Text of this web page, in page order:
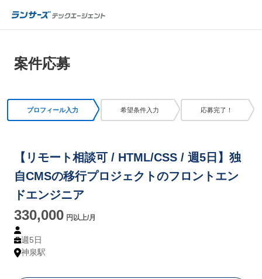
案件応募
プロフィール入力 希望条件入力 応募完了！
【リモート相談可 / HTML/CSS / 週5日】独
自CMSの移行プロジェクトのフロントエン
ドエンジニア
330,000 円以上/月
週5日
神泉駅
ログインして応募する
メールアドレス 必須
電話番号 必須